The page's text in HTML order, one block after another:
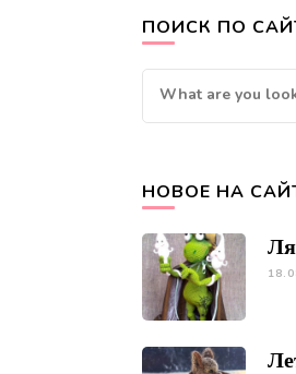
ПОИСК ПО
Looking
for
НОВОЕ НА